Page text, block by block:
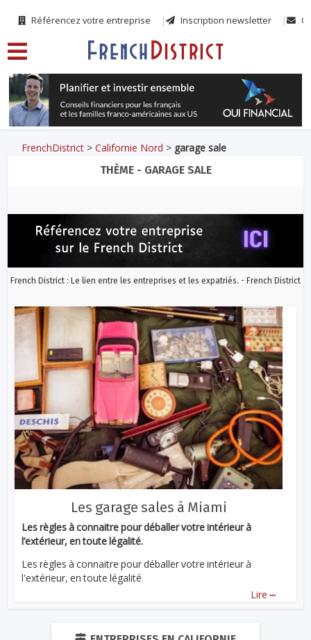
Référencez votre entreprise Inscription newsletter
FrenchDistrict >Californie Nord > garage sale
THÈME - GARAGE SALE
French District : Le lien entre les entreprises et les expatriés. - French District
Les garage sales à Miami
Les règles à connaitre pour déballer votre intérieur à
l’extérieur, en toute légalité.
Les règles à connaitre pour déballer votre intérieur à
l'extérieur, en toute légalité
Lire ...